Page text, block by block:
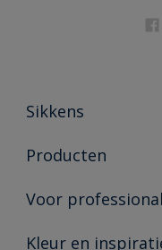
Sikkens
Over Sikkens
Duurzaamheid
Producten
Producten voor binnen
Vind je verkooppunt
Voor
Advies & service
Kleur en